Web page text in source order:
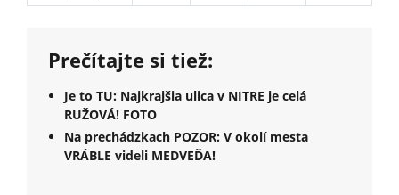
Prečítajte si tiež:
Je to TU: Najkrajšia ulica v NITRE je celá
RUŽOVÁ! FOTO
Na prechádzkach POZOR: V okolí mesta
VRÁBLE videli MEDVEĎA!